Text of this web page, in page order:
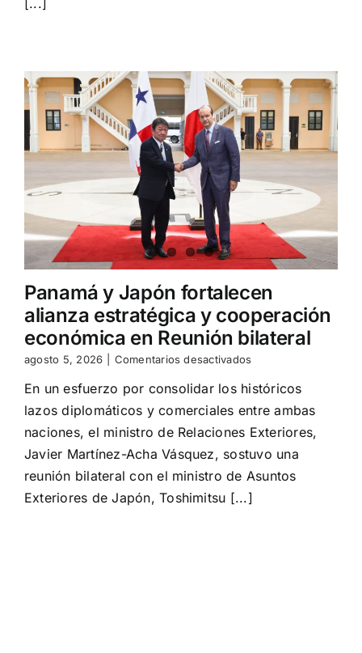
migratoria
segura,
legal
y
humana
[...]
Panamá y Japón fortalecen
alianza estratégica y cooperación
económica en Reunión bilateral
agosto 5, 2026 Comentarios desactivadosen
y
Japón
fortalecen
alianza
estratégica
cooperación
económica
En un esfuerzo por consolidar los históricos
lazos diplomáticos y comerciales entre ambas
naciones, el ministro de Relaciones Exteriores,
Javier Martínez-Acha Vásquez, sostuvo una
reunión bilateral con el ministro de Asuntos
Exteriores de Japón, Toshimitsu [...]